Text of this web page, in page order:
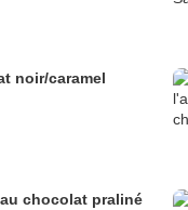
noir/caramel
chocolat praliné